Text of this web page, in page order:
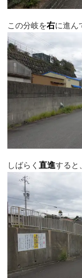
この分岐を右に進ん
しばらく 直進すると